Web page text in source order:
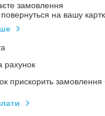
замовлення
на вашу
рахунок
прискорить